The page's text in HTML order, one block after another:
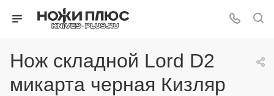
Нож складной Lord D2
микарта черная Кизляр